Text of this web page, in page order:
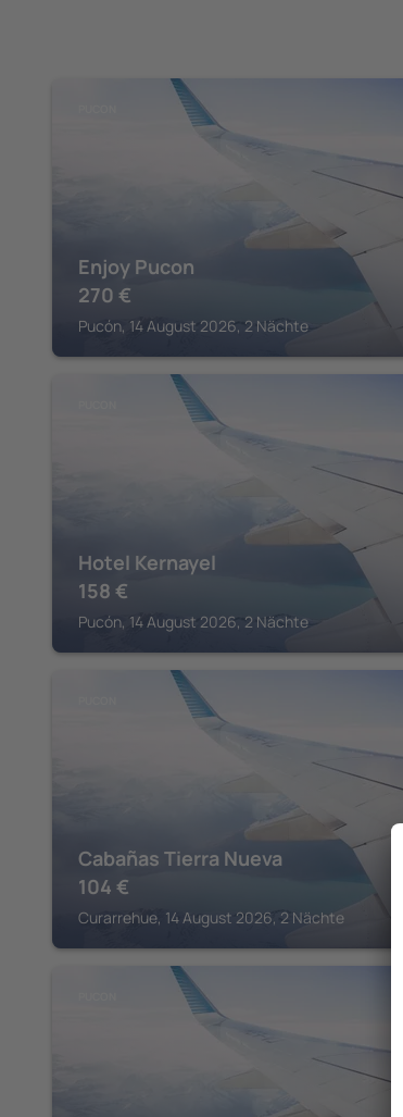
Enjoy Pucon
270 €
Pucón, 14 August 2026, 2 Nächte
Hotel Kernayel
158 €
Pucón, 14 August 2026, 2 Nächte
Cabañas Tierra Nueva
104 €
Curarrehue, 14 August 2026, 2 Nächte